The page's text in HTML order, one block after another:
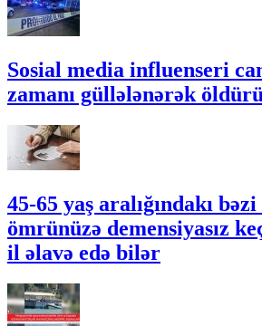
Sosial media influenseri
zamanı güllələnərək
45-65 yaş aralığındakı
ömrünüzə demensiyasız
il əlavə edə bilər